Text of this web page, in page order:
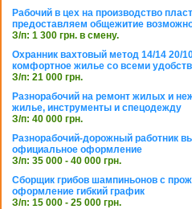
Рабочий в цех на производство
предоставляем общежитие
З/п: 1 300 грн. в смену.
Охранник вахтовый метод 14/14 20/
комфортное жилье со всеми
З/п: 21 000 грн.
Разнорабочий на ремонт жилых и
жилье, инструменты и спецодежду
З/п: 40 000 грн.
Разнорабочий-дорожный работник
официальное оформление
З/п: 35 000 - 40 000 грн.
Сборщик грибов шампиньонов с
оформление гибкий график
З/п: 15 000 - 25 000 грн.